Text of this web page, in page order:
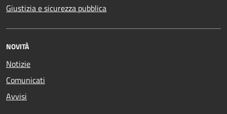
Giustizia e sicurezza pubblica
NOVITÀ
Notizie
Comunicati
Avvisi